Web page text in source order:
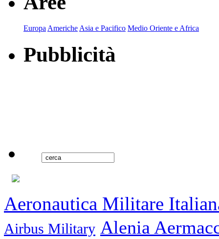
Europa Americhe Asia e Pacifico Medio Oriente e Africa
Pubblicità
Aeronautica Militare
Airbus Military Alenia